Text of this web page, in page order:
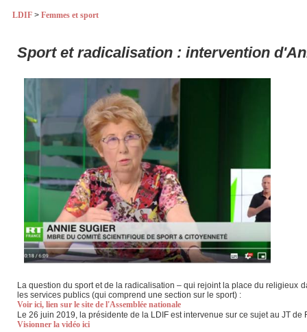
LDIF > Femmes et sport
Sport et radicalisation : intervention
La question du sport et de la radicalisation – qui rejoint la place du religieux
les services publics (qui comprend une section sur le sport) :
Voir ici, lien sur le site de l'Assemblée nationale
Le 26 juin 2019, la présidente de la LDIF est intervenue sur ce sujet au JT de
Visionner la vidéo ici